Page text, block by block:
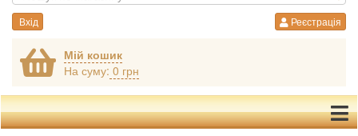
Вхід Реєстрація
Мій кошик
На суму: 0 грн